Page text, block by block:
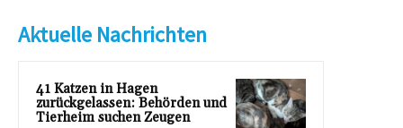
Aktuelle Nachrichten
41 Katzen in Hagen
zurückgelassen: Behörden und
Tierheim suchen Zeugen